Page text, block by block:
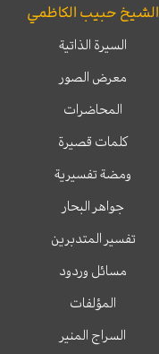
الشيخ حبيب الكاظمي
السيرة الذاتية
معرض الصور
المحاضرات
كلمات قصيرة
ومضة تفسيرية
جواهر البحار
تفسير المتدبرين
مسائل وردود
المؤلفات
السراج المنير